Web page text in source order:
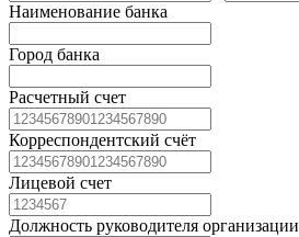
Наименование банка
Город банка
Расчетный счет
Корреспондентский счёт
Лицевой счет
Должность руководителя организации